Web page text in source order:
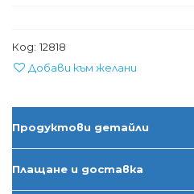
Код: 12818
Добави към желани
Продуктови детайли
Плащане и доставка